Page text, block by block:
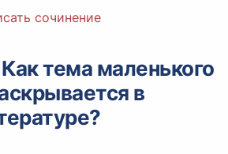
сочинение
тема маленького
в